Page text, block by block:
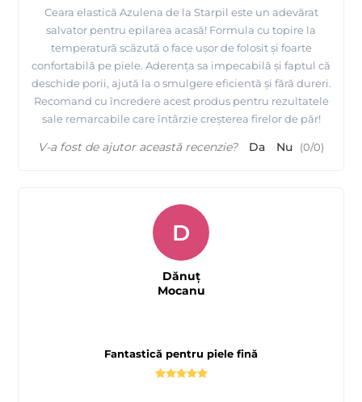
Ceara elastică Azulena de la Starpil este un adevărat
salvator pentru epilarea acasă! Formula cu topire la
temperatură scăzută o face ușor de folosit și foarte
confortabilă pe piele. Aderența sa impecabilă și faptul că
deschide porii, ajută la o smulgere eficientă și fără dureri.
Recomand cu încredere acest produs pentru rezultatele
sale remarcabile care întârzie creșterea firelor de păr!
V-a fost de ajutor această recenzie? Da Nu (0/0)
Fantastică pentru piele fină
D
Dănuț
Mocanu